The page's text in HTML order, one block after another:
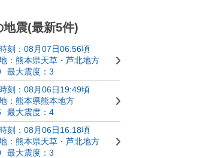
地震(最新5件)
刻：08月07日06:56頃
：熊本県天草・芦北地方
最大震度：3
刻：08月06日19:49頃
：熊本県熊本地方
最大震度：4
刻：08月06日16:18頃
：熊本県天草・芦北地方
最大震度：3